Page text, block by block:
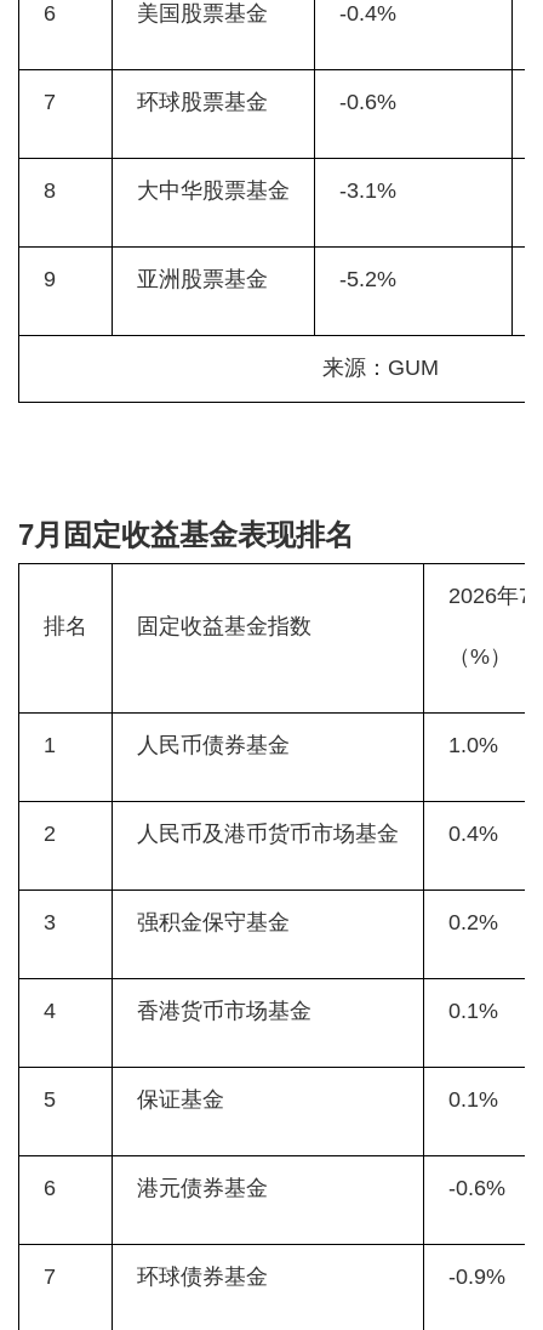
6 美国股票基金 -0.4%
7 环球股票基金 -0.6%
8 大中华股票基金 -3.1%
9 亚洲股票基金 -5.2%
来源：GUM
7月固定收益基金表现排名
排名 固定收益基金指数
2026年7
（%）
1 人民币债券基金 1.0%
2 人民币及港币货币市场基金 0.4%
3 强积金保守基金 0.2%
4 香港货币市场基金 0.1%
5 保证基金 0.1%
6 港元债券基金 -0.6%
7 环球债券基金 -0.9%